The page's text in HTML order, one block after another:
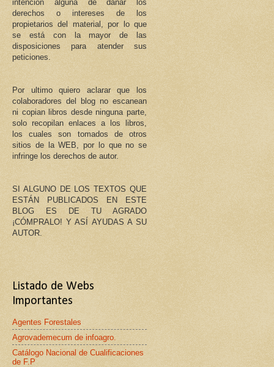
intención alguna de dañar los
derechos o intereses de los
propietarios del material, por lo que
se está con la mayor de las
disposiciones para atender sus
peticiones.
Por ultimo quiero aclarar que los
colaboradores del blog no escanean
ni copian libros desde ninguna parte,
solo recopilan enlaces a los libros,
los cuales son tomados de otros
sitios de la WEB, por lo que no se
infringe los derechos de autor.
SI ALGUNO DE LOS TEXTOS QUE
ESTÁN PUBLICADOS EN ESTE
BLOG ES DE TU AGRADO
¡CÓMPRALO! Y ASÍ AYUDAS A SU
AUTOR.
Listado de Webs
Importantes
Agentes Forestales
Agrovademecum de infoagro.
Catálogo Nacional de Cualificaciones
de F.P